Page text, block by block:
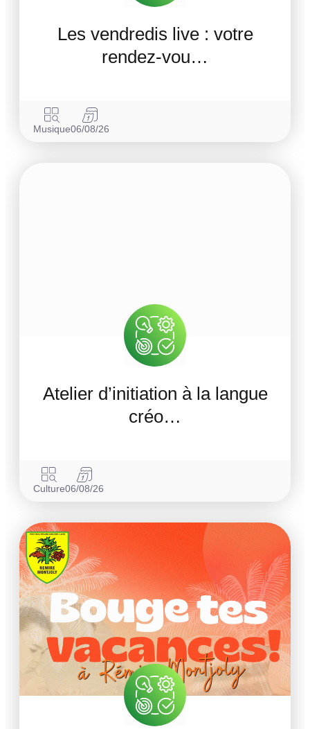
Les vendredis live : votre
rendez-vou…
Musique06/08/26
Atelier d’initiation à la langue
créo…
Culture06/08/26